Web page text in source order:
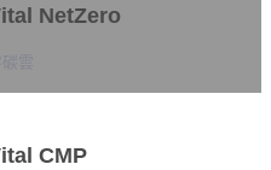
NetZero
CMP